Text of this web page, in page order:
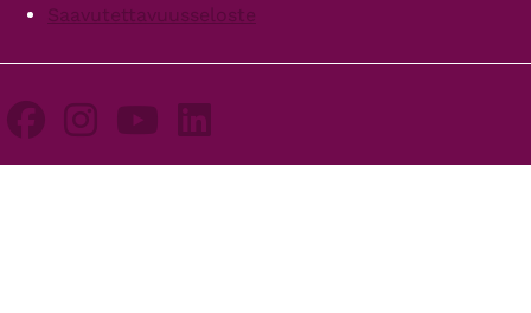
Saavutettavuusseloste